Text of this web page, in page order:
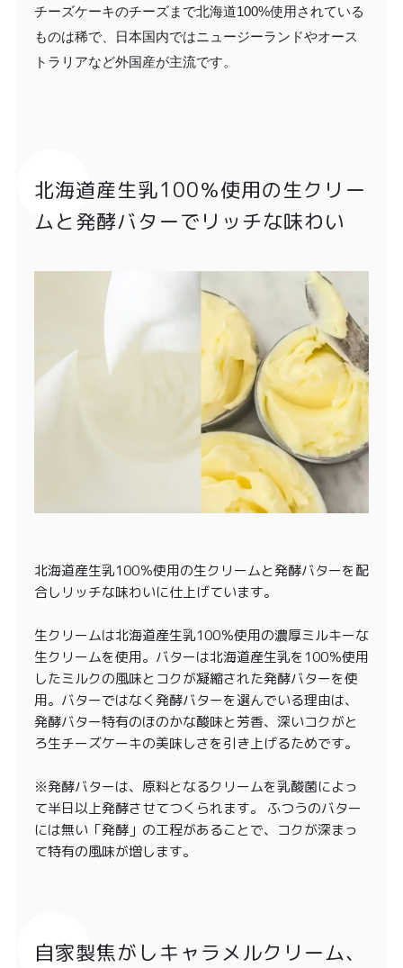
チーズケーキのチーズまで北海道100%使用されている
ものは稀で、日本国内ではニュージーランドやオース
トラリアなど外国産が主流です。
北海道産生乳100％使用の生クリー
ムと発酵バターでリッチな味わい
北海道産生乳100％使用の生クリームと発酵バターを配
合しリッチな味わいに仕上げています。
生クリームは北海道産生乳100％使用の濃厚ミルキーな
生クリームを使用。バターは北海道産生乳を100％使用
したミルクの風味とコクが凝縮された発酵バターを使
用。バターではなく発酵バターを選んでいる理由は、
発酵バター特有のほのかな酸味と芳香、深いコクがと
ろ生チーズケーキの美味しさを引き上げるためです。
※発酵バターは、原料となるクリームを乳酸菌によっ
て半日以上発酵させてつくられます。 ふつうのバター
には無い「発酵」の工程があることで、コクが深まっ
て特有の風味が増します。
自家製焦がしキャラメルクリーム、